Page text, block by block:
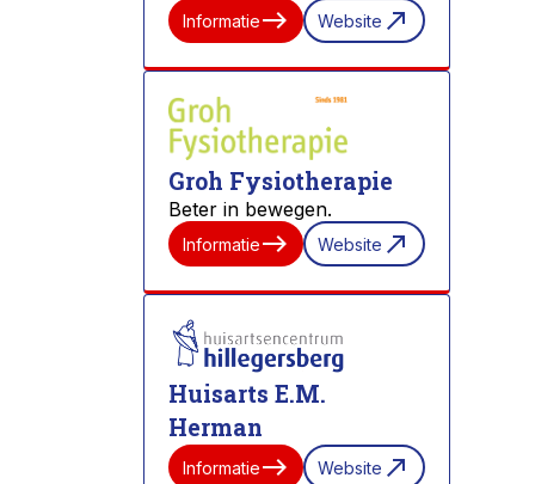
Informatieeast Website north_east
Groh Fysiotherapie
Beter in bewegen.
Informatieeast Website north_east
Huisarts E.M.
Herman
Informatieeast Website north_east